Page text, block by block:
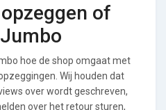
of
hoe de shop omgaat met
Wij houden dat
over wordt geschreven,
over het retour sturen,